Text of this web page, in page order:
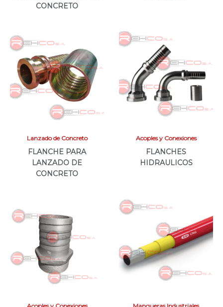
CONCRETO
Lanzado de Concreto
FLANCHE PARA
LANZADO DE
CONCRETO
Acoples y Conexiones
FLANCHES
HIDRAULICOS